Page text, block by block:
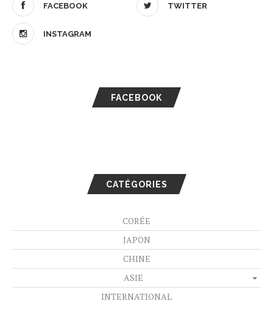
FACEBOOK TWITTER
INSTAGRAM
FACEBOOK
CATÉGORIES
CORÉE
JAPON
CHINE
ASIE
INTERNATIONAL